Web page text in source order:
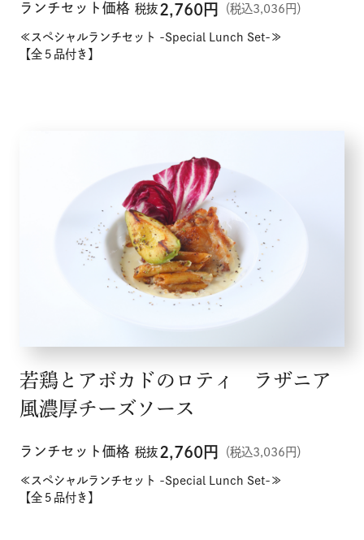
ランチセット価格 税抜 2,760円 （税込3,036円）
≪スペシャルランチセット -Special Lunch Set-≫
【全５品付き】
若鶏とアボカドのロティ ラザニア
風濃厚チーズソース
ランチセット価格 税抜 2,760円 （税込3,036円）
≪スペシャルランチセット -Special Lunch Set-≫
【全５品付き】